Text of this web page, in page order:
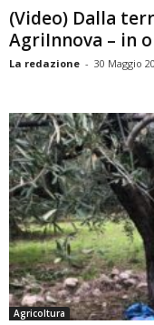
(Video) Dalla
AgriInnova – in
La redazione - 30 Maggio
Agricoltura